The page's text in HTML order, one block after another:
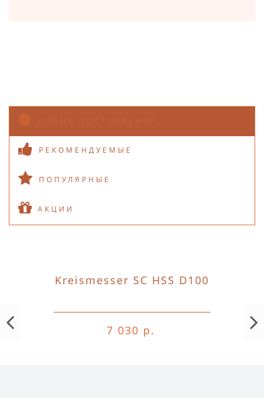
РЕКОМЕНДУЕМЫЕ
ПОПУЛЯРНЫЕ
АКЦИИ
Kreismesser SC HSS D100
7 030 р.